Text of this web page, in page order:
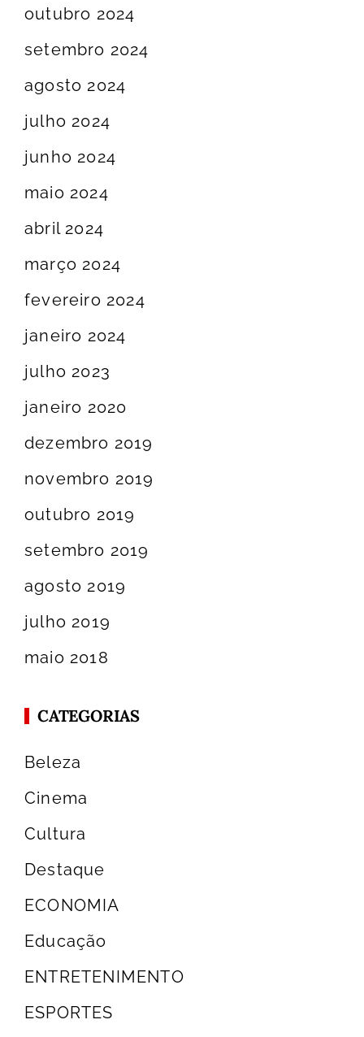
outubro 2024
setembro 2024
agosto 2024
julho 2024
junho 2024
maio 2024
abril 2024
março 2024
fevereiro 2024
janeiro 2024
julho 2023
janeiro 2020
dezembro 2019
novembro 2019
outubro 2019
setembro 2019
agosto 2019
julho 2019
maio 2018
CATEGORIAS
Beleza
Cinema
Cultura
Destaque
ECONOMIA
Educação
ENTRETENIMENTO
ESPORTES